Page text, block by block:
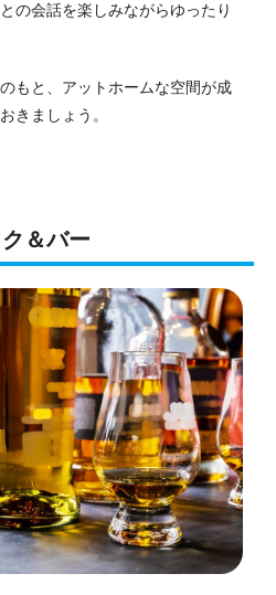
の会話を楽しみながらゆったり
もと、アットホームな空間が成
きましょう。
＆バー